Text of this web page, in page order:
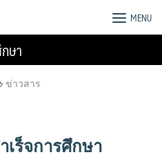
MENU
ษา
ข่าวสาร
เร็จการศึกษา